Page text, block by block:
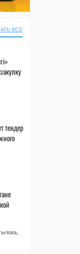
ВСЕ
тендер